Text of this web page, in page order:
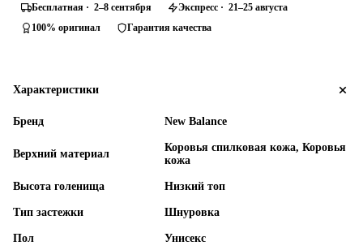
Бесплатная · 2–8 сентября
Экспресс · 21–25 августа
100% оригинал
Гарантия качества
Характеристики
Бренд New Balance
Верхний материал
Коровья спилковая кожа, Коровья
кожа
Высота голенища Низкий топ
Тип застежки Шнуровка
Пол Унисекс